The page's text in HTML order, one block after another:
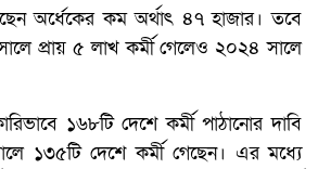
অর্ধেকের কম অর্থাৎ ৪৭ হাজার। তবে
প্রায় ৫ লাখ কর্মী গেলেও ২০২৪ সালে
১৬৮টি দেশে কর্মী পাঠানোর দাবি
১৩৫টি দেশে কর্মী গেছেন। এর মধ্যে